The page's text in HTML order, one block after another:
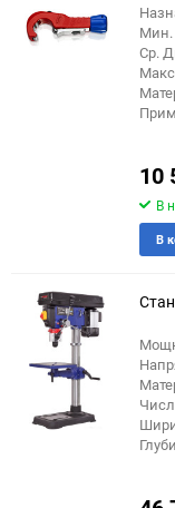
Мин.
Ср.
10
В
В
еще 16 фото